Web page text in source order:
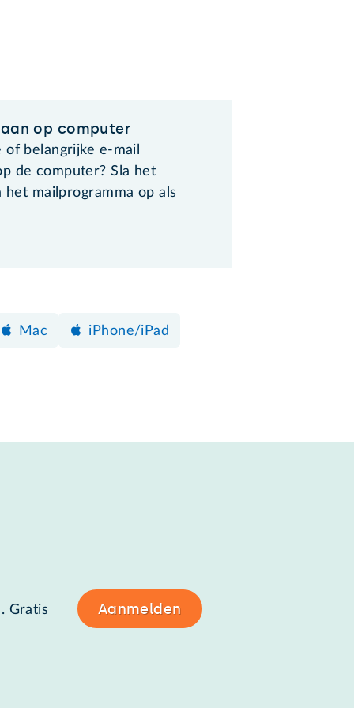
op computer
of belangrijke e-mail
de computer? Sla het
het mailprogramma op als
Mac iPhone/iPad
Gratis Aanmelden